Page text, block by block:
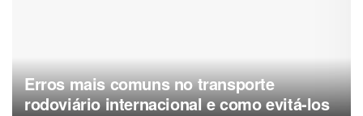
Erros mais comuns no transporte
rodoviário internacional e como evitá-los